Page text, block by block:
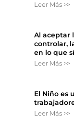
Leer Más >>
Al aceptar
controlar,
en lo que
Leer Más >>
El Niño es
Leer Más >>